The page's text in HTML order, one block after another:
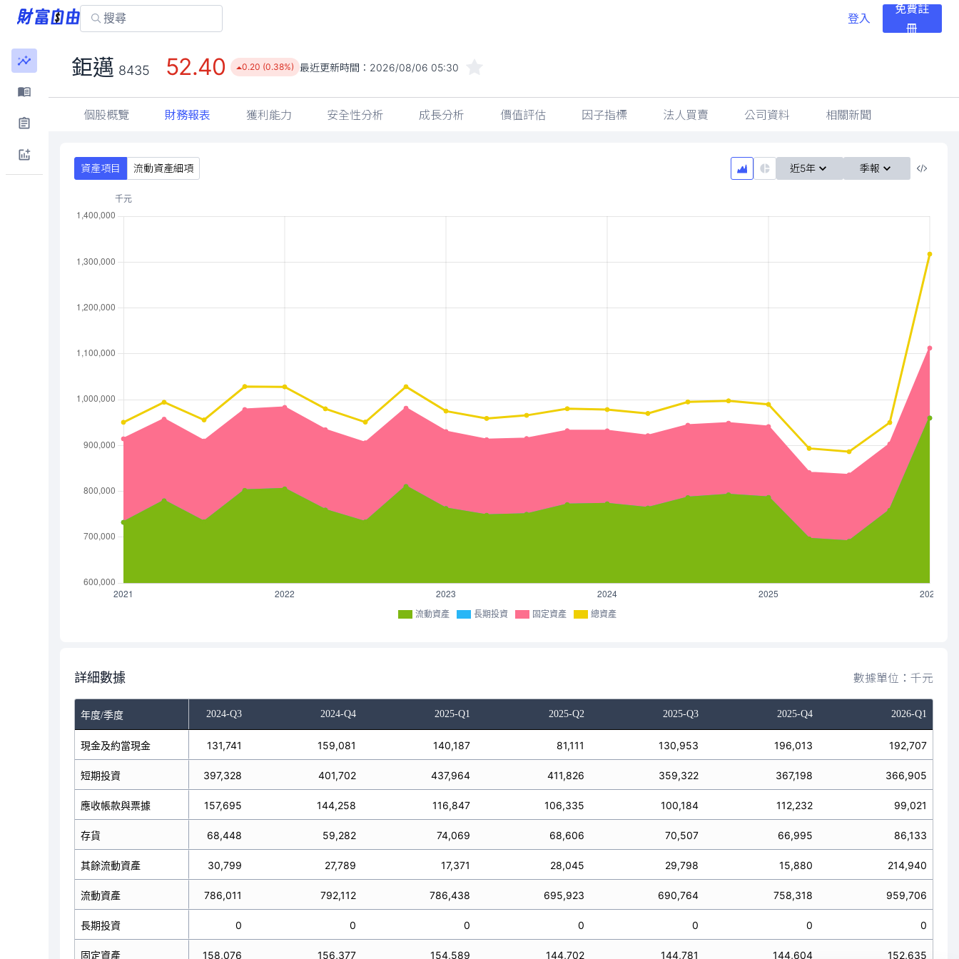
登入
免費註
冊
鉅邁 8435 52.40 0.20 (0.38%) 最近更新時間： 2026/08/06 05:30
個股概覽 財務報表 獲利能力 安全性分析 成長分析 價值評估 因子指標 法人買賣 公司資料 相關新聞
資產項目 流動資產細項 近5年 季報
流動資產 長期投資 固定資產 總資產
詳細數據 數據單位：千元
年度/季度
2024-Q2 2024-Q3 2024-Q4 2025-Q1 2025-Q2 2025-Q3 2025-Q4 2026-Q1
現金及約當現金
短期投資
應收帳款與票據
存貨
其餘流動資產
流動資產
長期投資
固定資產
187,679 131,741 159,081 140,187 81,111 130,953 196,013 192,707
343,428 397,328 401,702 437,964 411,826 359,322 367,198 366,905
130,646 157,695 144,258 116,847 106,335 100,184 112,232 99,021
73,638 68,448 59,282 74,069 68,606 70,507 66,995 86,133
27,932 30,799 27,789 17,371 28,045 29,798 15,880 214,940
763,323 786,011 792,112 786,438 695,923 690,764 758,318 959,706
0 0 0 0 0 0 0
157,829 158,076 156,377 154,589 144,702 144,781 144,604 152,635